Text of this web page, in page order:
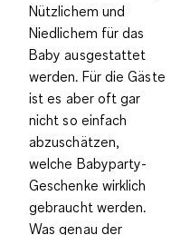
Nützlichem und
Niedlichem für das
Baby ausgestattet
werden. Für die Gäste
ist es aber oft gar
nicht so einfach
abzuschätzen,
welche Babyparty-
Geschenke wirklich
gebraucht werden.
Was genau der